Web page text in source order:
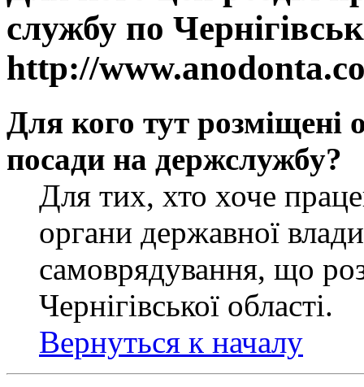
службу по
http://
Для кого тут розміщені
посади на держслужбу?
Для тих, хто хоче
органи державної
самоврядування, що
Чернігівської області.
Вернуться к началу